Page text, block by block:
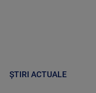
ȘTIRI ACTUALE